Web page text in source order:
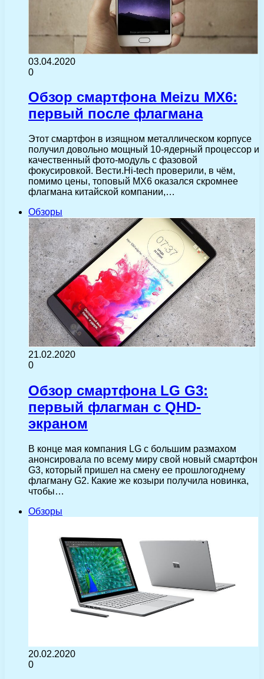
03.04.2020
0
Обзор смартфона Meizu MX6:
первый после флагмана
Этот смартфон в изящном металлическом корпусе
получил довольно мощный 10-ядерный процессор и
качественный фото-модуль с фазовой
фокусировкой. Вести.Hi-tech проверили, в чём,
помимо цены, топовый MX6 оказался скромнее
флагмана китайской компании,…
Обзоры
21.02.2020
0
Обзор смартфона LG G3:
первый флагман с QHD-
экраном
В конце мая компания LG с большим размахом
анонсировала по всему миру свой новый смартфон
G3, который пришел на смену ее прошлогоднему
флагману G2. Какие же козыри получила новинка,
чтобы…
Обзоры
20.02.2020
0